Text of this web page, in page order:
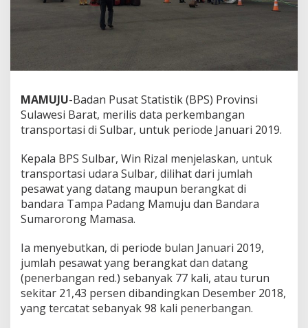
t
s
d
r
a
S
u
b
a
r
M
e
n
r
u
n
MAMUJU-Badan Pusat Statistik (BPS) Provinsi
Sulawesi Barat, merilis data perkembangan
transportasi di Sulbar, untuk periode Januari 2019.
Kepala BPS Sulbar, Win Rizal menjelaskan, untuk
transportasi udara Sulbar, dilihat dari jumlah
pesawat yang datang maupun berangkat di
bandara Tampa Padang Mamuju dan Bandara
Sumarorong Mamasa.
Ia menyebutkan, di periode bulan Januari 2019,
jumlah pesawat yang berangkat dan datang
(penerbangan red.) sebanyak 77 kali, atau turun
sekitar 21,43 persen dibandingkan Desember 2018,
yang tercatat sebanyak 98 kali penerbangan.